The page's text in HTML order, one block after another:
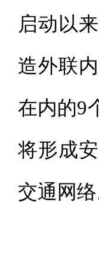
启动以
造外联
在内的9
将形成
交通网络